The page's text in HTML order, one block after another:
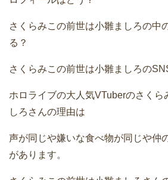
さくらみこの前世は小雛ましろの中
る？
さくらみこの前世は小雛ましろの
ホロライブの大人気VTuberのさくら
しろさんの理由は
声が同じや嫌いな食べ物が同じや仲
があります。